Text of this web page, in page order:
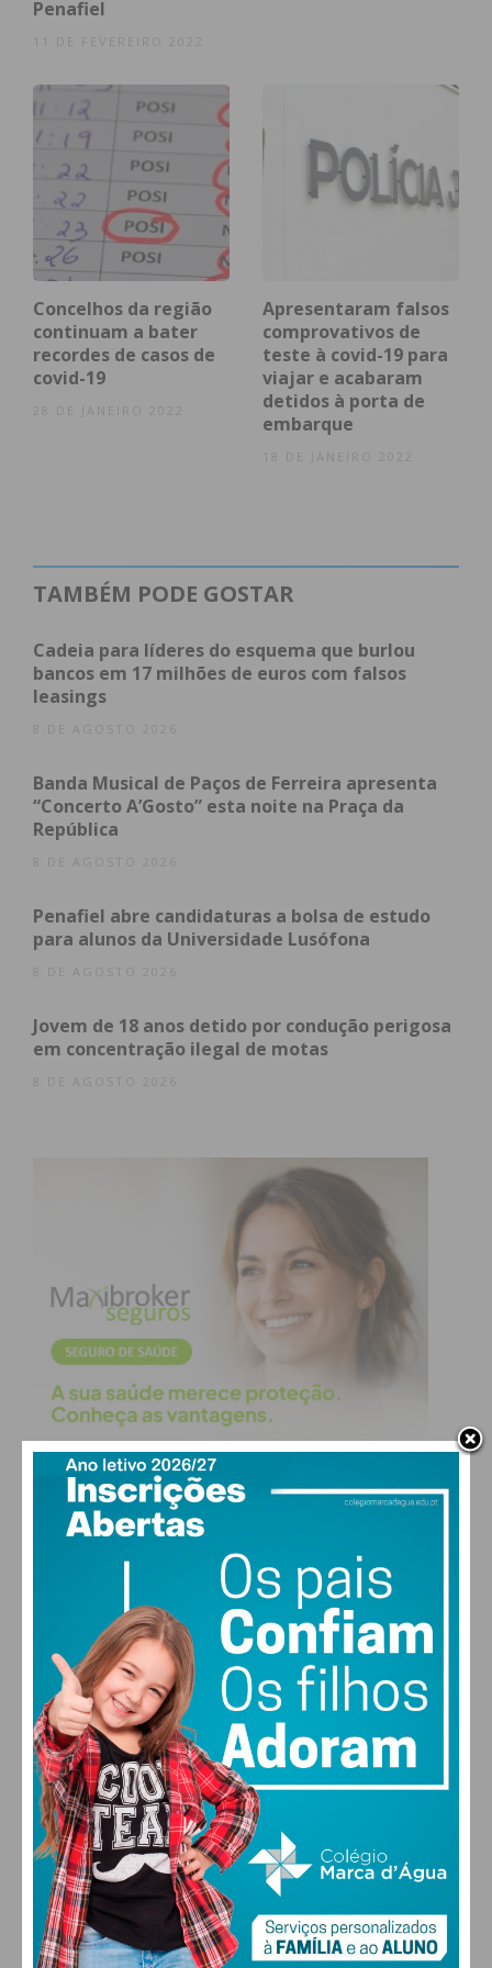
Felgueiras 408
Paços de
Ferreira
315 * 5 *
Paredes 350 3
Penafiel 177
* Sem
informação
? ?
Subscreva a newsletter do
Imediato
Assine nossa newsletter por e-mail e
obtenha de forma regular a informação
atualizada.
Eu li e concordo com os
termos e
condições
Penafiel
Concelhos da região
continuam a bater
recordes de casos de
covid-19
28 DE JANEIRO 2022
Apresentaram falsos
comprovativos de
teste à covid-19 para
viajar e acabaram
detidos à porta de
embarque
18 DE JANEIRO 2022
TAMBÉM PODE GOSTAR
Cadeia para líderes do esquema que burlou
bancos em 17 milhões de euros com falsos
leasings
8 DE AGOSTO 2026
Banda Musical de Paços de Ferreira apresenta
“Concerto A’Gosto” esta noite na Praça da
República
8 DE AGOSTO 2026
Penafiel abre candidaturas a bolsa de estudo
para alunos da Universidade Lusófona
8 DE AGOSTO 2026
Jovem de 18 anos detido por condução perigosa
em concentração ilegal de motas
8 DE AGOSTO 2026